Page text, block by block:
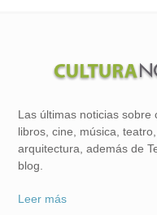
Las últimas noticias sobre
libros, cine, música,
arquitectura, además de
blog.
Leer más